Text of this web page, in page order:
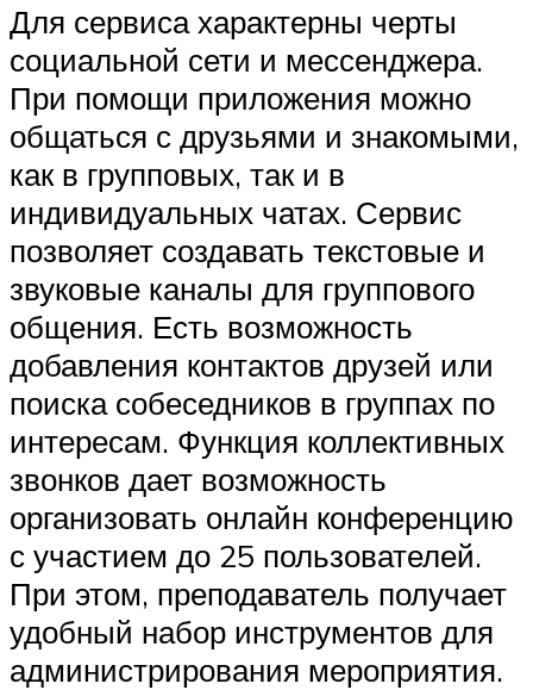
Для сервиса характерны черты
социальной сети и мессенджера.
При помощи приложения можно
общаться с друзьями и знакомыми,
как в групповых, так и в
индивидуальных чатах. Сервис
позволяет создавать текстовые и
звуковые каналы для группового
общения. Есть возможность
добавления контактов друзей или
поиска собеседников в группах по
интересам. Функция коллективных
звонков дает возможность
организовать онлайн конференцию
с участием до 25 пользователей.
При этом, преподаватель получает
удобный набор инструментов для
администрирования мероприятия.